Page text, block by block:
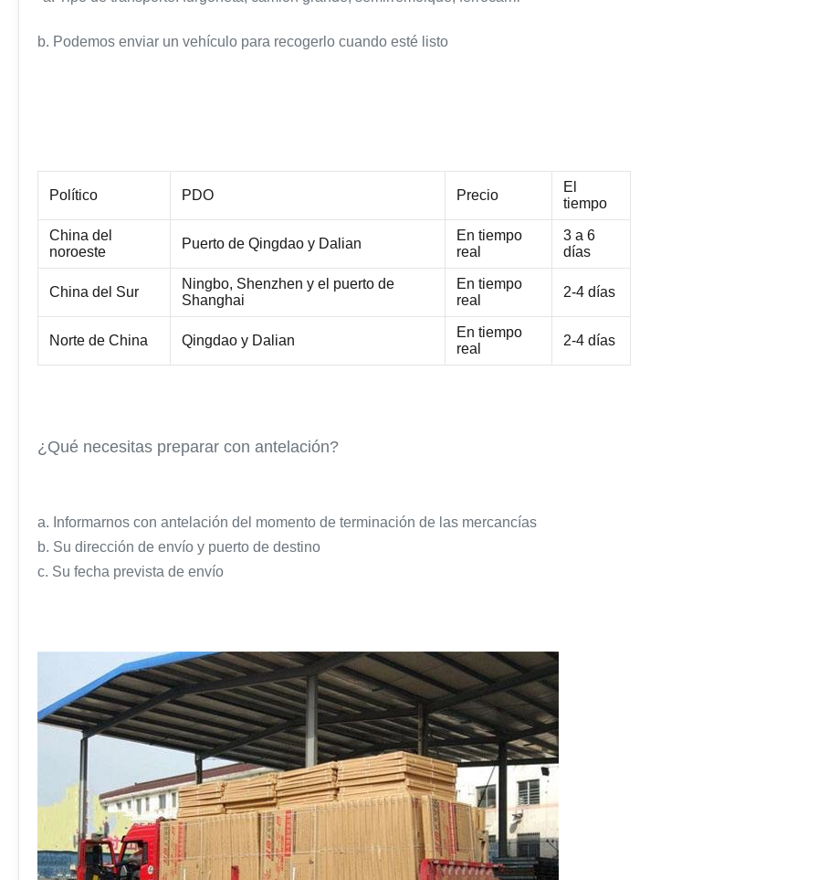
b. Podemos enviar un vehículo para recogerlo cuando esté listo
Político PDO Precio
El
tiempo
China del
noroeste
Puerto de Qingdao y Dalian
En tiempo
real
3 a 6
días
China del Sur
Ningbo, Shenzhen y el puerto de
Shanghai
En tiempo
real
2-4 días
Norte de China Qingdao y Dalian
En tiempo
real
2-4 días
¿Qué necesitas preparar con antelación?
a. Informarnos con antelación del momento de terminación de las mercancías
b. Su dirección de envío y puerto de destino
c. Su fecha prevista de envío